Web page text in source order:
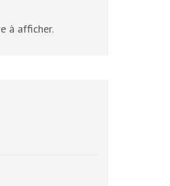
à afficher.